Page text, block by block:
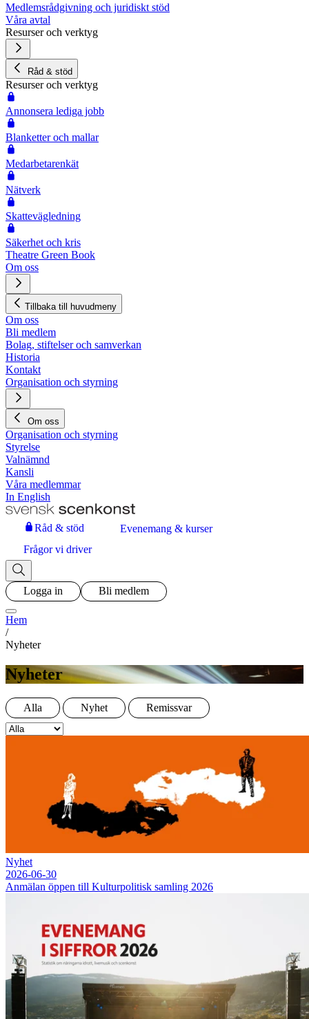
Medlemsrådgivning och juridiskt stöd
Våra avtal
Resurser och verktyg
Råd & stöd
Resurser och verktyg
Annonsera lediga jobb
Blanketter och mallar
Medarbetarenkät
Nätverk
Skattevägledning
Säkerhet och kris
Theatre Green Book
Om oss
Tillbaka till huvudmeny
Om oss
Bli medlem
Bolag, stiftelser och samverkan
Historia
Kontakt
Organisation och styrning
Om oss
Organisation och styrning
Styrelse
Valnämnd
Kansli
Våra medlemmar
In English
Råd & stöd
Evenemang & kurser
Frågor vi driver
Logga in Bli medlem
Hem
/
Nyheter
Nyheter
Alla Nyhet Remissvar
Nyhet
2026-06-30
Anmälan öppen till Kulturpolitisk samling 2026